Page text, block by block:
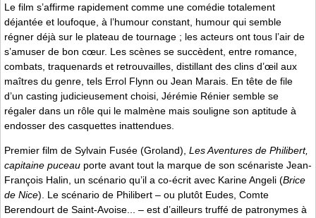
Le film s’affirme rapidement comme une comédie totalement
déjantée et loufoque, à l’humour constant, humour qui semble
régner déjà sur le plateau de tournage ; les acteurs ont tous l’air de
s’amuser de bon cœur. Les scènes se succèdent, entre romance,
combats, traquenards et retrouvailles, distillant des clins d’œil aux
maîtres du genre, tels Errol Flynn ou Jean Marais. En tête de file
d’un casting judicieusement choisi, Jérémie Rénier semble se
régaler dans un rôle qui le malmène mais souligne son aptitude à
endosser des casquettes inattendues.
Premier film de Sylvain Fusée (Groland), Les Aventures de Philibert,
capitaine puceau porte avant tout la marque de son scénariste Jean-
François Halin, un scénario qu’il a co-écrit avec Karine Angeli (Brice
de Nice). Le scénario de Philibert – ou plutôt Eudes, Comte
Berendourt de Saint-Avoise... – est d’ailleurs truffé de patronymes à